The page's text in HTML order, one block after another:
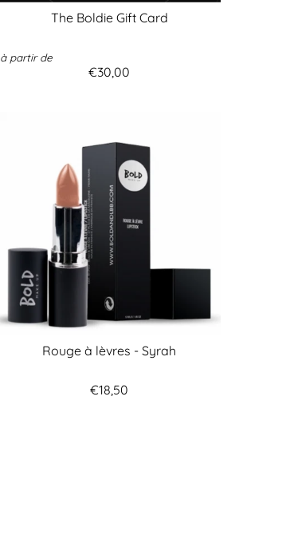
The Boldie Gift Card
à partir de
€30,00
Rouge à lèvres - Syrah
€18,50